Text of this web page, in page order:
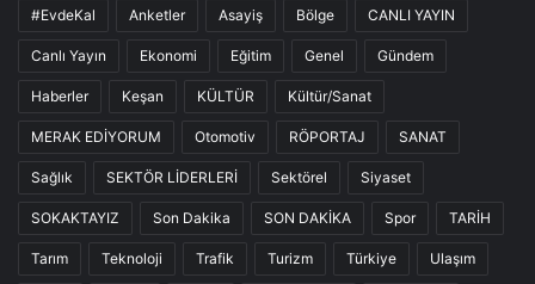
#EvdeKal Anketler Asayiş Bölge CANLI YAYIN
Canlı Yayın Ekonomi Eğitim Genel Gündem
Haberler Keşan KÜLTÜR Kültür/Sanat
MERAK EDİYORUM Otomotiv RÖPORTAJ SANAT
Sağlık SEKTÖR LİDERLERİ Sektörel Siyaset
SOKAKTAYIZ Son Dakika SON DAKİKA Spor TARİH
Tarım Teknoloji Trafik Turizm Türkiye Ulaşım